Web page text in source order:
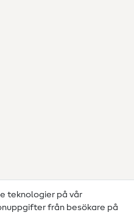
teknologier på vår
från besökare på